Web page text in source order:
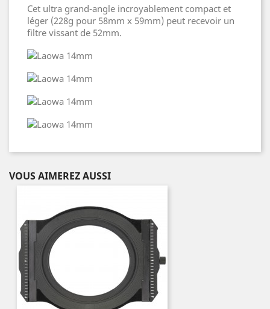
Cet ultra grand-angle incroyablement compact et
léger (228g pour 58mm x 59mm) peut recevoir un
filtre vissant de 52mm.
VOUS AIMEREZ AUSSI